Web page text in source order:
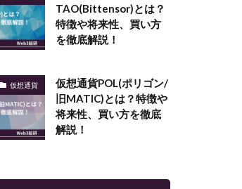
TAO(Bittensor)とは？
特徴や将来性、買い方
を徹底解説！
仮想通貨
仮想通貨POL(ポリゴン/
旧MATIC)とは？特徴や
将来性、買い方を徹底
解説！